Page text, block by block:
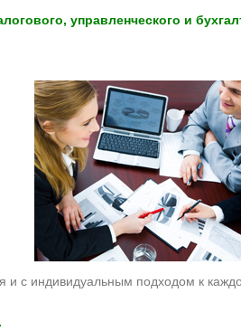
управленческого и
с индивидуальным подходом к